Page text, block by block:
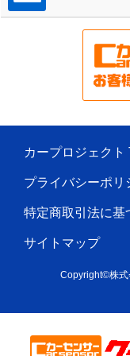
カープロジェクト
プライバシーポリ
特定商取引法に基
サイトマップ
Copyright©株式